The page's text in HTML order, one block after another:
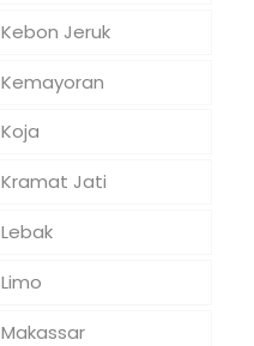
Kebon Jeruk
Kemayoran
Koja
Kramat Jati
Lebak
Limo
Makassar